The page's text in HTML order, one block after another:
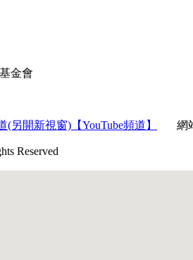
基金會
【YouTube頻道】 網站
Reserved